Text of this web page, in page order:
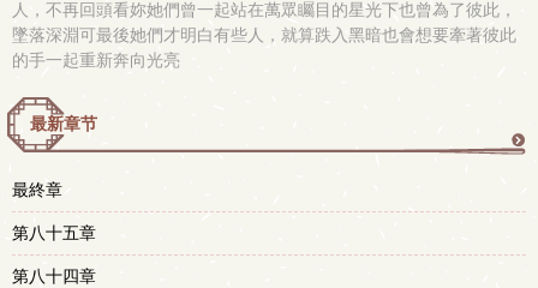
人，不再回頭看妳她們曾一起站在萬眾矚目的星光下也曾為了彼此，
墜落深淵可最後她們才明白有些人，就算跌入黑暗也會想要牽著彼此
的手一起重新奔向光亮
最新章节
最終章
第八十五章
第八十四章